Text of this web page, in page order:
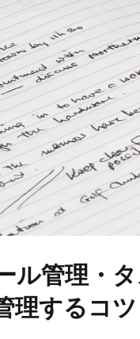
ル管理・
理するコツ